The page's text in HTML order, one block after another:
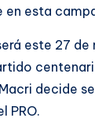
esta
este 27
decide
PRO.